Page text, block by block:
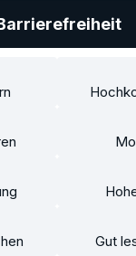
und organisieren
Datenschutz
Mehrwertsteuer zzgl.
wenn nicht anders
Gut